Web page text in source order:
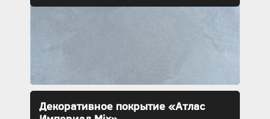
Декоративное покрытие «Атлас